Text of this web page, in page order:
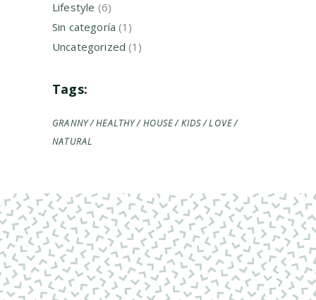
Lifestyle (6)
Sin categoría (1)
Uncategorized (1)
Tags:
GRANNY HEALTHY HOUSE KIDS
LOVE
NATURAL